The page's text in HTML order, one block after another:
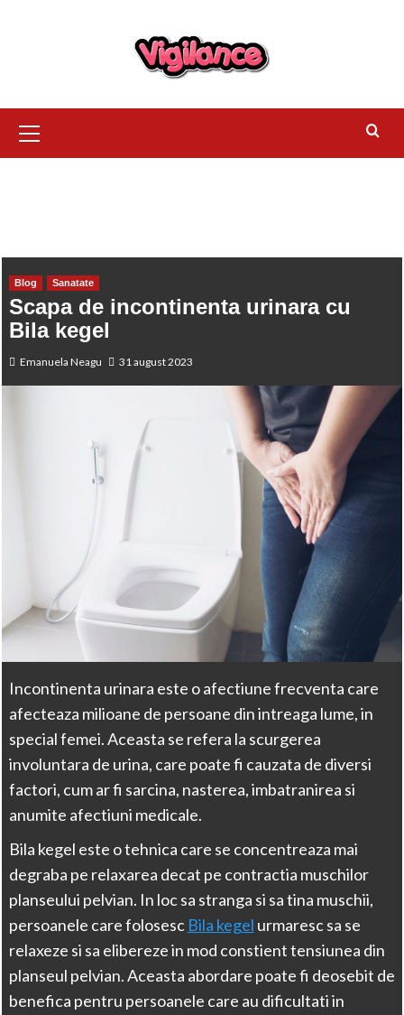
Blog Sanatate
Scapa de incontinenta urinara cu
Bila kegel
Emanuela Neagu 31 august 2023
Incontinenta urinara este o afectiune frecventa care
afecteaza milioane de persoane din intreaga lume, in
special femei. Aceasta se refera la scurgerea
involuntara de urina, care poate fi cauzata de diversi
factori, cum ar fi sarcina, nasterea, imbatranirea si
anumite afectiuni medicale.
Bila kegel este o tehnica care se concentreaza mai
degraba pe relaxarea decat pe contractia muschilor
planseului pelvian. In loc sa stranga si sa tina muschii,
persoanele care folosesc Bila kegel urmaresc sa se
relaxeze si sa elibereze in mod constient tensiunea din
planseul pelvian. Aceasta abordare poate fi deosebit de
benefica pentru persoanele care au dificultati in